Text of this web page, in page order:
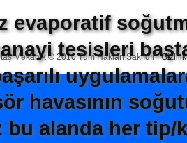
evaporatif
tesisleri
havasının
bu alanda her
Mekanik © 2010 Tüm Hakları Saklıdır